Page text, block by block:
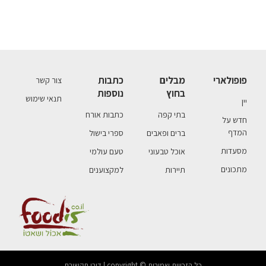
פופולארי
יין
חדש על
המדף
מסעדות
מתכונים
מבלים
בחוץ
בתי קפה
ברים ופאבים
אוכל טבעוני
תיירות
כתבות
נוספות
כתבות אורח
ספרי בישול
טעם עולמי
למקצוענים
צור קשר
תנאי שימוש